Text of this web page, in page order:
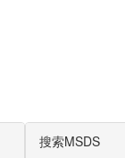
搜索MSDS